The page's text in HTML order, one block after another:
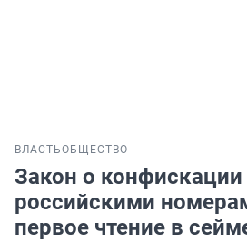
ВЛАСТЬОБЩЕСТВО
Закон о
российскими
первое чтение в